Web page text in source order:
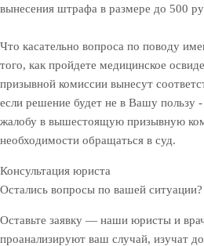
вынесения штрафа в размере до 500
Что касательно вопроса по поводу
того, как пройдете медицинское
призывной комиссии вынесут
если решение будет не в Вашу пользу
жалобу в вышестоящую призывную
необходимости обращаться в суд.
Консультация юриста
Остались вопросы по вашей ситуации?
Оставьте заявку — наши юристы и
проанализируют ваш случай, изучат